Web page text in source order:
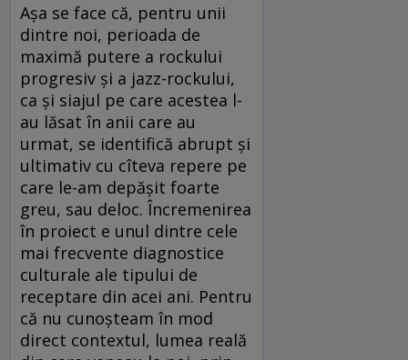
Aşa se face că, pentru unii
dintre noi, perioada de
maximă putere a rockului
progresiv şi a jazz-rockului,
ca şi siajul pe care acestea l-
au lăsat în anii care au
urmat, se identifică abrupt şi
ultimativ cu cîteva repere pe
care le-am depăşit foarte
greu, sau deloc. Încremenirea
în proiect e unul dintre cele
mai frecvente diagnostice
culturale ale tipului de
receptare din acei ani. Pentru
că nu cunoşteam în mod
direct contextul, lumea reală